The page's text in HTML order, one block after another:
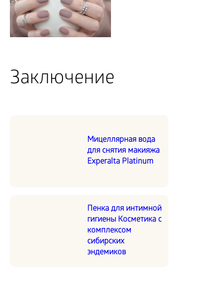
Заключение
Мицеллярная вода
для снятия макияжа
Experalta Platinum
Пенка для интимной
гигиены Косметика с
комплексом
сибирских
эндемиков